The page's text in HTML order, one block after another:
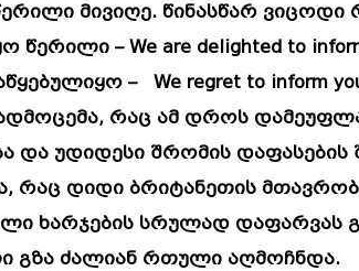
მივიღე. წინასწარ
წერილი – We are delighted to
– We regret to inform
რაც ამ დროს
და უდიდესი შრომის დაფასების
რაც დიდი ბრიტანეთის
ხარჯების სრულად დაფარვას
გზა ძალიან რთული აღმოჩნდა.